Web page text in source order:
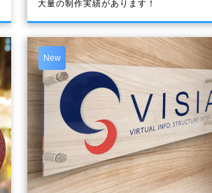
大量の制作実績があります！
New